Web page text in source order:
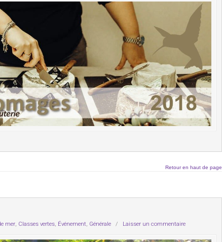
Retour en haut de page
mer, Classes vertes, Événement, Générale / Laisser un commentaire